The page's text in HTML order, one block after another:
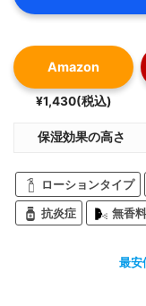
Amazon
¥1,430(税込)
保湿効果の高さ
ローションタイプ
抗炎症 無香料
最安